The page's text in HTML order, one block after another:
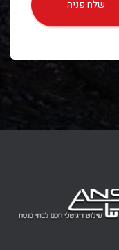
שלח פניה